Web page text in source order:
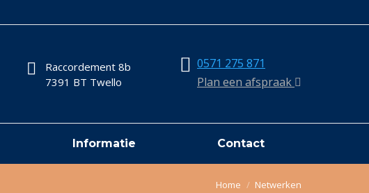
Raccordement 8b
7391 BT Twello
0571 275 871
Plan een afspraak
Informatie Contact
Je bent hier:
Home Netwerken